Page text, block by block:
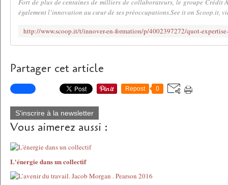
Fort de plus de centaines de milliers de collaborateurs, le groupe Crédit
également l’innovation au cœur de ses préoccupations.See it on Scoop.it,
Partager cet article
Repost 0
S'inscrire à la newsletter
Vous aimerez aussi :
L'énergie dans un collectif